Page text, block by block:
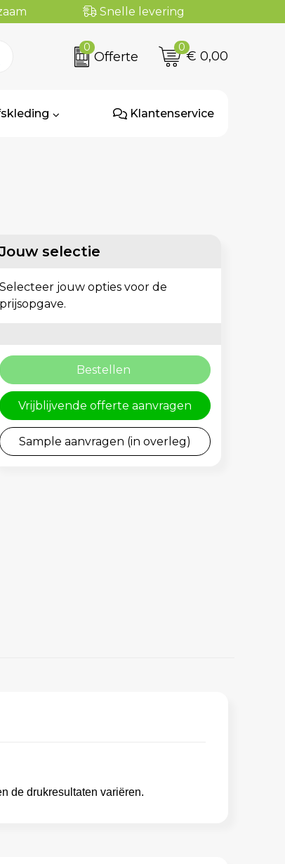
Snelle levering
0
Offerte
0
€ 0,00
Klantenservice
selectie
Selecteer jouw opties voor de
prijsopgave.
Bestellen
Vrijblijvende offerte aanvragen
Sample aanvragen (in overleg)
de drukresultaten variëren.